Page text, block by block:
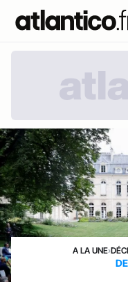
A LA UNE›